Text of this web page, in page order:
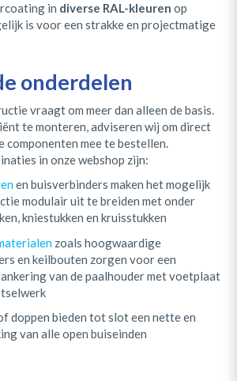
in diverse RAL-kleuren op
is voor een strakke en projectmatige
onderdelen
vraagt om meer dan alleen de basis.
te monteren, adviseren wij om direct
componenten mee te bestellen.
in onze webshop zijn:
en buisverbinders maken het mogelijk
modulair uit te breiden met onder
kniestukken en kruisstukken
zoals hoogwaardige
en keilbouten zorgen voor een
van de paalhouder met voetplaat
doppen bieden tot slot een nette en
van alle open buiseinden